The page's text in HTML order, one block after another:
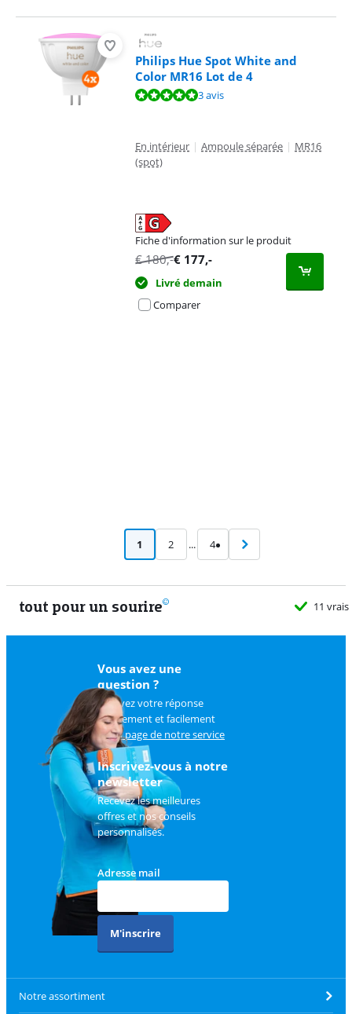
Philips Hue Spot White and
Color MR16 Lot de 4
La note est de 10 sur 10, basée sur 3 avis.3 avis
En intérieur | Ampoule séparée | MR16
(spot)
Fiche d'information sur le produit
s'ouvre dans un nouvel onglet
€180,-€ 177,-
Livré demain
Comparer
1 2 ... 4
tout pour un sourire 11
Vous avez une
question ?
Trouvez votre réponse
rapidement et facilement
surla page de notre service
client.
Inscrivez-vous à notre
newsletter
Recevez les meilleures
offres et nos conseils
personnalisés.
Adresse mail
M'inscrire
Notre assortiment